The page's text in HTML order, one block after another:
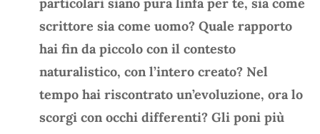
scrittore sia come uomo? Quale rapporto
hai fin da piccolo con il contesto
naturalistico, con l’intero creato? Nel
tempo hai riscontrato un’evoluzione, ora lo
scorgi con occhi differenti? Gli poni più